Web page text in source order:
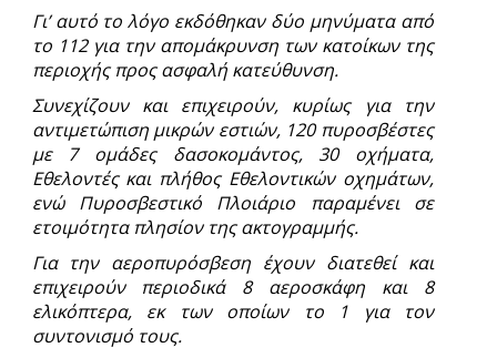
Γι’ αυτό το λόγο εκδόθηκαν δύο μηνύματα από
το 112 για την απομάκρυνση των κατοίκων της
περιοχής προς ασφαλή κατεύθυνση.
Συνεχίζουν και επιχειρούν, κυρίως για την
αντιμετώπιση μικρών εστιών, 120 πυροσβέστες
με 7 ομάδες δασοκομάντος, 30 οχήματα,
Εθελοντές και πλήθος Εθελοντικών οχημάτων,
ενώ Πυροσβεστικό Πλοιάριο παραμένει σε
ετοιμότητα πλησίον της ακτογραμμής.
Για την αεροπυρόσβεση έχουν διατεθεί και
επιχειρούν περιοδικά 8 αεροσκάφη και 8
ελικόπτερα, εκ των οποίων το 1 για τον
συντονισμό τους.